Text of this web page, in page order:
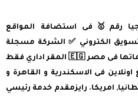
رقم🥇فى استضافة المواقع
الكتروني ✅ الشركة مسجلة
عالميا فى بريطانيا 🇬🇧 تقدم خدماتها فى مصر 🇪🇬 المقر اداري فقط
فى الاسكندرية و القاهرة و
امريكا. رايزمقدم خدمة رئيسي